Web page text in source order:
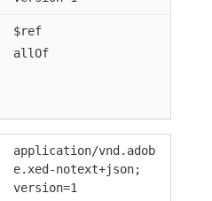
$ref
allOf
application/vnd.adob
e.xed-notext+json;
version=1